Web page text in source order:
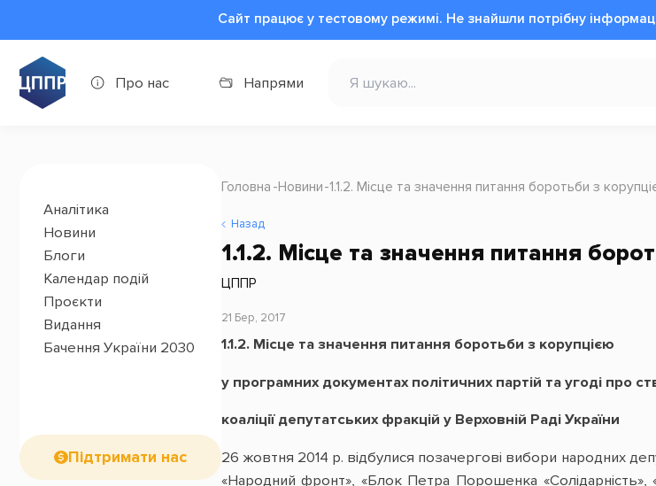
Сайт працює у тестовому режимі. Не знайшли потрібну
Про нас Напрями
Аналітика
Новини
Блоги
Календар подій
Проєкти
Видання
Бачення України 2030
Підтримати нас
Головна Новини 1.1.2. Місце та значення питання боротьби з
Назад
1.1.2. Місце та значення питання
ЦППР
21 Бер, 2017
1.1.2. Місце та значення питання боротьби з корупцією
у програмних документах політичних партій та угоді про
коаліції депутатських фракцій у Верховній Раді України
26 жовтня 2014 р. відбулися позачергові вибори народних
«Народний фронт», «Блок Петра Порошенка «Солідарність»,